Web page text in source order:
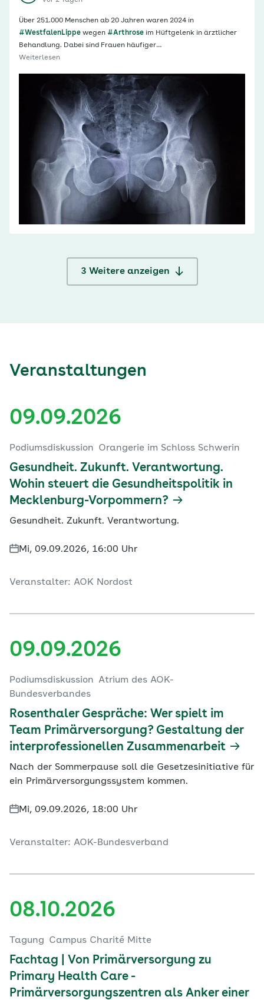
Über 251.000 Menschen ab 20 Jahren waren 2024 in
#WestfalenLippe wegen #Arthrose im Hüftgelenk in ärztlicher
Behandlung. Dabei sind Frauen häufiger…
Weiterlesen
3 Weitere anzeigen
Veranstaltungen
09.09.2026
Podiumsdiskussion Orangerie im Schloss Schwerin
Gesundheit. Zukunft. Verantwortung.
Wohin steuert die Gesundheitspolitik in
Mecklenburg-Vorpommern?
Gesundheit. Zukunft. Verantwortung.
Mi, 09.09.2026, 16:00 Uhr
Veranstalter: AOK Nordost
09.09.2026
Podiumsdiskussion Atrium des AOK-
Bundesverbandes
Rosenthaler Gespräche: Wer spielt im
Team Primärversorgung? Gestaltung der
interprofessionellen Zusammenarbeit
Nach der Sommerpause soll die Gesetzesinitiative für
ein Primärversorgungssystem kommen.
Mi, 09.09.2026, 18:00 Uhr
Veranstalter: AOK-Bundesverband
08.10.2026
Tagung Campus Charité Mitte
Fachtag | Von Primärversorgung zu
Primary Health Care -
Primärversorgungszentren als Anker einer